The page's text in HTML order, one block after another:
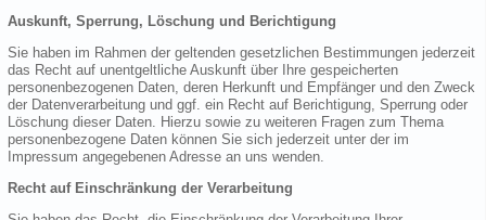
Auskunft, Sperrung, Löschung und Berichtigung
Sie haben im Rahmen der geltenden gesetzlichen Bestimmungen jederzeit
das Recht auf unentgeltliche Auskunft über Ihre gespeicherten
personenbezogenen Daten, deren Herkunft und Empfänger und den Zweck
der Datenverarbeitung und ggf. ein Recht auf Berichtigung, Sperrung oder
Löschung dieser Daten. Hierzu sowie zu weiteren Fragen zum Thema
personenbezogene Daten können Sie sich jederzeit unter der im
Impressum angegebenen Adresse an uns wenden.
Recht auf Einschränkung der Verarbeitung